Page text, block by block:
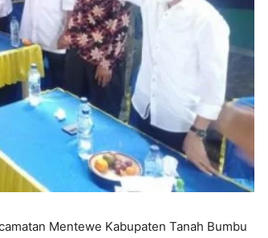
Mentewe Kabupaten Tanah Bumbu